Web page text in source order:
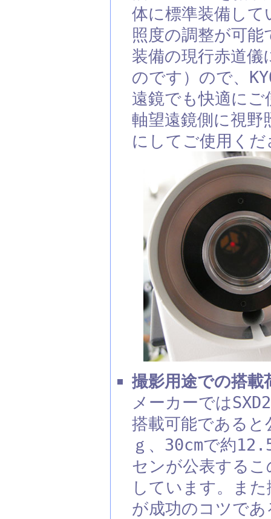
体に標準装備して
照度の調整が可
装備の現行赤道儀
のです）ので、
遠鏡でも快適に
軸望遠鏡側に視野
にしてご使用くだ
撮影用途での搭載
メーカーでは
搭載可能である
ｇ、30cmで約
センが公表する
しています。ま
が成功のコツで